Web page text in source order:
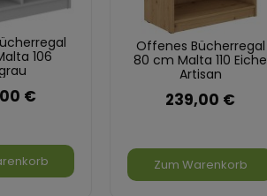
106
€
Offenes Bücherregal
80 cm Malta 110 Eiche
Artisan
239,00 €
Zum Warenkorb